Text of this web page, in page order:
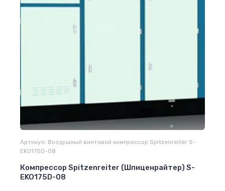
Артикул: Воздушный винтовой компрессор Spitzenreiter S-
EKO175D-08
Компрессор Spitzenreiter (Шпиценрайтер) S-
EKO175D-08